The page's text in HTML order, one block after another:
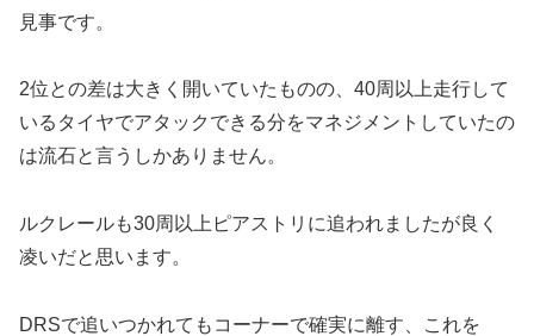
見事です。
2位との差は大きく開いていたものの、40周以上走行して
いるタイヤでアタックできる分をマネジメントしていたの
は流石と言うしかありません。
ルクレールも30周以上ピアストリに追われましたが良く
凌いだと思います。
DRSで追いつかれてもコーナーで確実に離す、これを